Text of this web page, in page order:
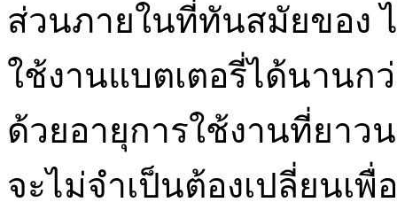
ส่วนภายในที่ทันสมัยของ
ใช้งานแบตเตอรี่ได้นานก
ด้วยอายุการใช้งานที่ยาว
จะไม่จำเป็นต้องเปลี่ยนเ